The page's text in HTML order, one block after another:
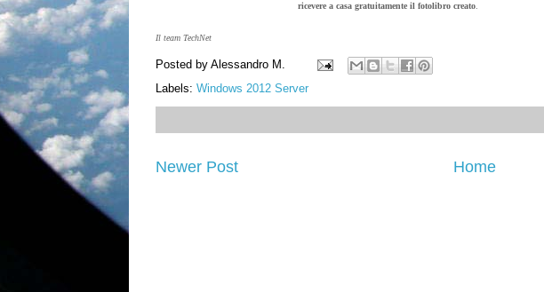
ricevere a casa gratuitamente il fotolibro creato.
Il team TechNet
Posted by Alessandro M.
Labels: Windows 2012 Server
Newer Post Home